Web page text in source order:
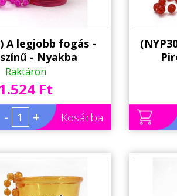
A legjobb fogás -
- Nyakba
Felespohár, LED
- Horgász ajándék
Pohár - Party
Kellék
Raktáron
1.524 Ft
- + Kosárba
ötlet